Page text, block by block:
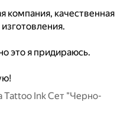
компания, качественная
это я придираюсь.
Tattoo Ink Сет "Черно-